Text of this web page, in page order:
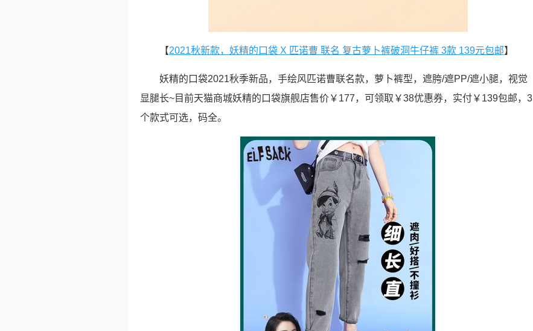
【2021秋新款，妖精的口袋 X 匹诺曹 联名 复古萝卜裤破洞牛仔裤 3款 139元包邮】
妖精的口袋2021秋季新品，手绘风匹诺曹联名款，萝卜裤型，遮胯/遮PP/遮小腿，视觉
显腿长~目前天猫商城妖精的口袋旗舰店售价￥177，可领取￥38优惠券，实付￥139包邮，3
个款式可选，码全。